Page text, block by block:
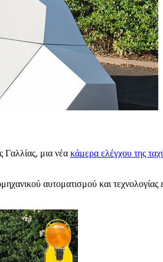
Γαλλίας, μια νέα κάμερα ελέγχου της
αυτοματισμού και